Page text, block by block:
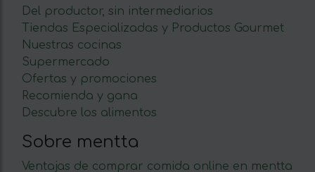
Del productor, sin intermediarios
Tiendas Especializadas y Productos Gourmet
Nuestras cocinas
Supermercado
Ofertas y promociones
Recomienda y gana
Descubre los alimentos
Sobre mentta
Ventajas de comprar comida online en mentta